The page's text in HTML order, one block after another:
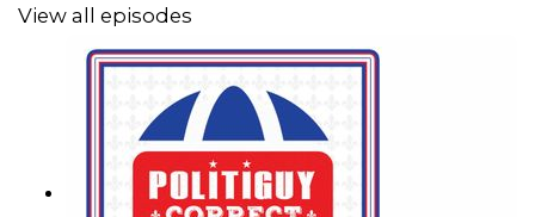
View all episodes